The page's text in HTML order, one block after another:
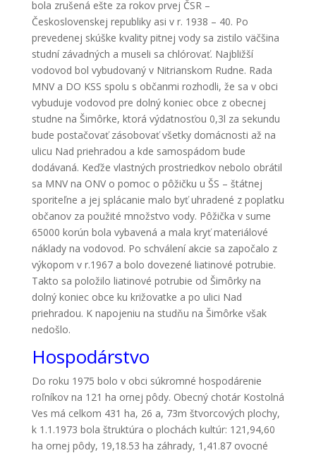
bola zrušená ešte za rokov prvej ČSR –
Československej republiky asi v r. 1938 – 40. Po
prevedenej skúške kvality pitnej vody sa zistilo väčšina
studní závadných a museli sa chlórovať. Najbližší
vodovod bol vybudovaný v Nitrianskom Rudne. Rada
MNV a DO KSS spolu s občanmi rozhodli, že sa v obci
vybuduje vodovod pre dolný koniec obce z obecnej
studne na Šimôrke, ktorá výdatnosťou 0,3l za sekundu
bude postačovať zásobovať všetky domácnosti až na
ulicu Nad priehradou a kde samospádom bude
dodávaná. Keďže vlastných prostriedkov nebolo obrátil
sa MNV na ONV o pomoc o pôžičku u ŠS – štátnej
sporiteľne a jej splácanie malo byť uhradené z poplatku
občanov za použité množstvo vody. Pôžička v sume
65000 korún bola vybavená a mala kryť materiálové
náklady na vodovod. Po schválení akcie sa započalo z
výkopom v r.1967 a bolo dovezené liatinové potrubie.
Takto sa položilo liatinové potrubie od Šimôrky na
dolný koniec obce ku križovatke a po ulici Nad
priehradou. K napojeniu na studňu na Šimôrke však
nedošlo.
Hospodárstvo
Do roku 1975 bolo v obci súkromné hospodárenie
roľníkov na 121 ha ornej pôdy. Obecný chotár Kostolná
Ves má celkom 431 ha, 26 a, 73m štvorcových plochy,
k 1.1.1973 bola štruktúra o plochách kultúr: 121,94,60
ha ornej pôdy, 19,18.53 ha záhrady, 1,41.87 ovocné